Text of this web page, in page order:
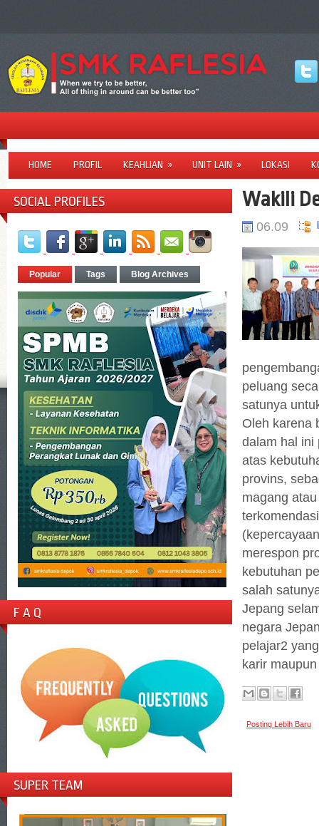
HOME PROFIL KEAHLIAN » UNIT LAIN » LOKASI
SOCIAL PROFILES
Popular Tags Blog Archives
F A Q
SUPER TEAM
Wakili
06.09
peluang
satunya
Oleh karena
dalam hal ini
atas
provins,
magang
merespon
kebutuhan
salah
Jepang
negara
pelajar2
karir
Posting Lebih Baru